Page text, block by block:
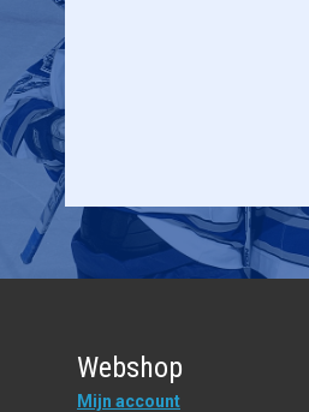
Webshop
Mijn account